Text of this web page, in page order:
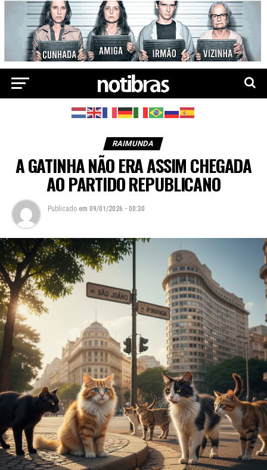
RAIMUNDA
A GATINHA NÃO ERA ASSIM CHEGADA
AO PARTIDO REPUBLICANO
Publicado em 09/01/2026 - 00:30